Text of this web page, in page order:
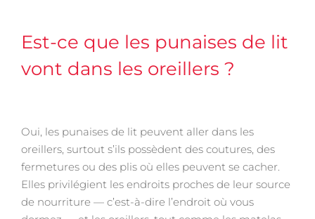
Est-ce que les punaises de lit
vont dans les oreillers ?
Oui, les punaises de lit peuvent aller dans les
oreillers, surtout s’ils possèdent des coutures, des
fermetures ou des plis où elles peuvent se cacher.
Elles privilégient les endroits proches de leur source
de nourriture — c’est-à-dire l’endroit où vous